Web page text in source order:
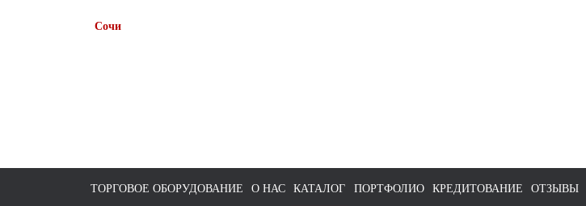
Сочи
ТОРГОВОЕ ОБОРУДОВАНИЕ О НАС КАТАЛОГ ПОРТФОЛИО КРЕДИТОВАНИЕ ОТЗЫВЫ